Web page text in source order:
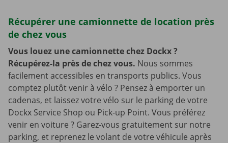
Récupérer une camionnette de location près
de chez vous
Vous louez une camionnette chez Dockx ?
Récupérez-la près de chez vous. Nous sommes
facilement accessibles en transports publics. Vous
comptez plutôt venir à vélo ? Pensez à emporter un
cadenas, et laissez votre vélo sur le parking de votre
Dockx Service Shop ou Pick-up Point. Vous préférez
venir en voiture ? Garez-vous gratuitement sur notre
parking, et reprenez le volant de votre véhicule après